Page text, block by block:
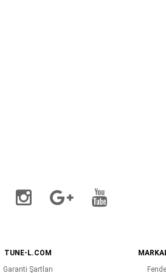
TUNE-L.COM
Garanti Şartları